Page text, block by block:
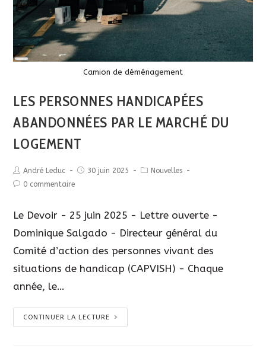
Long
Camion de déménagement
LES PERSONNES HANDICAPÉES
ABANDONNÉES PAR LE MARCHÉ DU
LOGEMENT
André Leduc 30 juin 2025
Nouvelles
0 commentaire
Le Devoir - 25 juin 2025 - Lettre ouverte -
Dominique Salgado - Directeur général du
Comité d’action des personnes vivant des
situations de handicap (CAPVISH) - Chaque
année, le…
CONTINUER LA LECTURE